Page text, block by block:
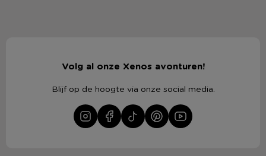
Volg al onze Xenos avonturen!
Blijf op de hoogte via onze social media.